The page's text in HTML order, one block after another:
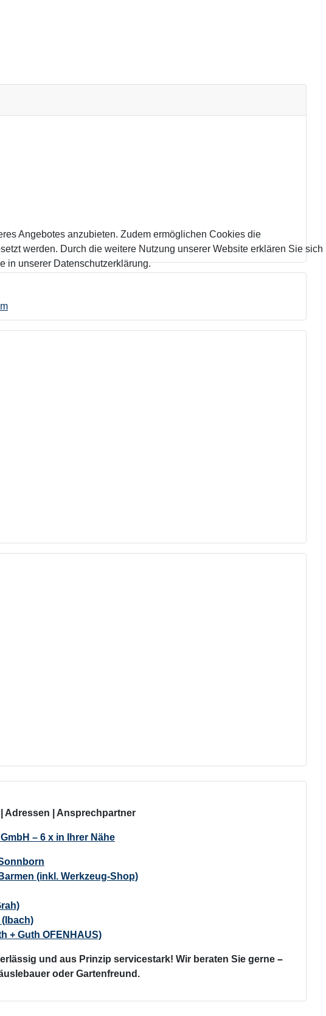
Adressen | Ansprechpartner
– 6 x in Ihrer Nähe
(inkl. Werkzeug-Shop)
+ Guth OFENHAUS)
und aus Prinzip servicestark! Wir beraten Sie gerne –
oder Gartenfreund.
Angebotes anzubieten. Zudem ermöglichen Cookies die
werden. Durch die weitere Nutzung unserer Website erklären Sie sich
in unserer Datenschutzerklärung.